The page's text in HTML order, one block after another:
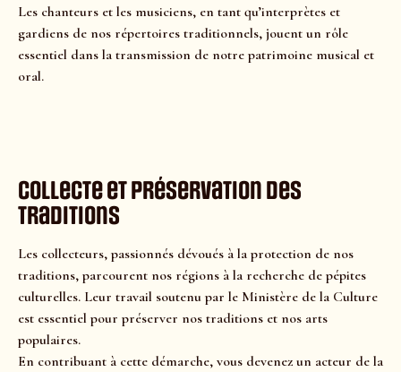
Les chanteurs et les musiciens, en tant qu’interprètes et
gardiens de nos répertoires traditionnels, jouent un rôle
essentiel dans la transmission de notre patrimoine musical et
oral.
Collecte et préservation des
traditions
Les collecteurs, passionnés dévoués à la protection de nos
traditions, parcourent nos régions à la recherche de pépites
culturelles. Leur travail soutenu par le Ministère de la Culture
est essentiel pour préserver nos traditions et nos arts
populaires.
En contribuant à cette démarche, vous devenez un acteur de la